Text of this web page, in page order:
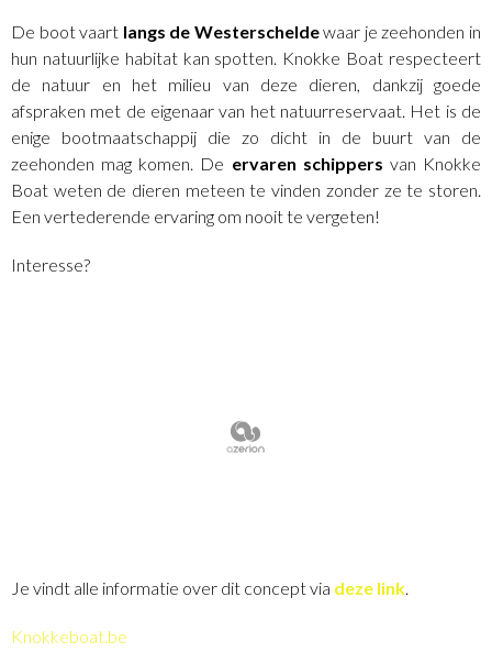
De boot vaart langs de Westerscheldewaar je zeehonden in
hun natuurlijke habitat kan spotten. Knokke Boat respecteert
de natuur en het milieu van deze dieren, dankzij goede
afspraken met de eigenaar van het natuurreservaat. Het is de
enige bootmaatschappij die zo dicht in de buurt van de
zeehonden mag komen. De ervaren schippers van Knokke
Boat weten de dieren meteen te vinden zonder ze te storen.
Een vertederende ervaring om nooit te vergeten!
Interesse?
Je vindt alle informatie over dit concept via deze link
Knokkeboat.be